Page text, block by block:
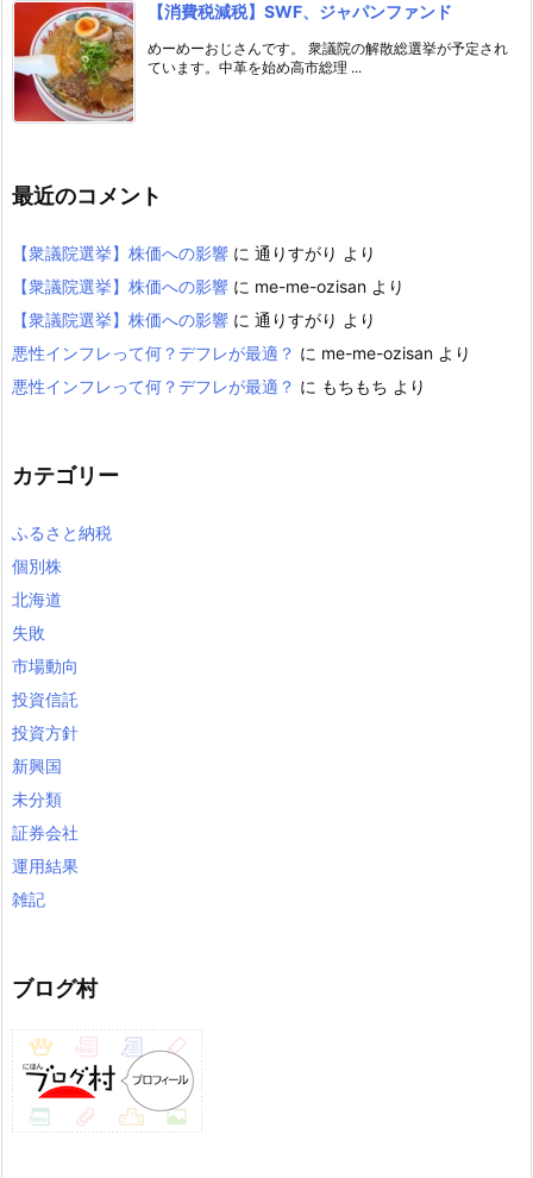
【消費税減税】SWF、ジャパンファンド
めーめーおじさんです。 衆議院の解散総選挙が予定され
ています。中革を始め高市総理 ...
最近のコメント
【衆議院選挙】株価への影響 に 通りすがり より
【衆議院選挙】株価への影響 に me-me-ozisan より
【衆議院選挙】株価への影響 に 通りすがり より
悪性インフレって何？デフレが最適？ に me-me-ozisan より
悪性インフレって何？デフレが最適？ に もちもち より
カテゴリー
ふるさと納税
個別株
北海道
失敗
市場動向
投資信託
投資方針
新興国
未分類
証券会社
運用結果
雑記
ブログ村